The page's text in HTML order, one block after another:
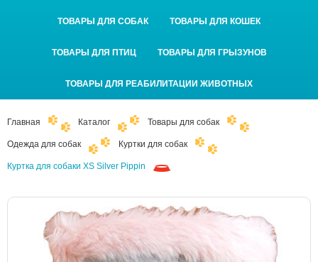
ТОВАРЫ ДЛЯ СОБАК ТОВАРЫ ДЛЯ КОШЕК
ТОВАРЫ ДЛЯ ПТИЦ ТОВАРЫ ДЛЯ ГРЫЗУНОВ
ТОВАРЫ ДЛЯ РЕАБИЛИТАЦИИ ЖИВОТНЫХ
Главная Каталог Товары для собак
Одежда для собак Куртки для собак
Куртка для собаки XS Silver Pippin